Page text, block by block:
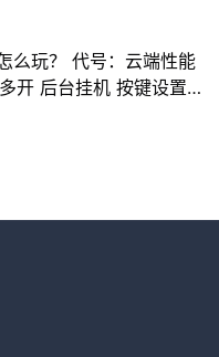
么玩？ 代号：云端性能
开 后台挂机 按键设置